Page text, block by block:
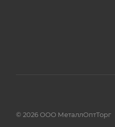
© 2026 ООО МеталлОптТорг